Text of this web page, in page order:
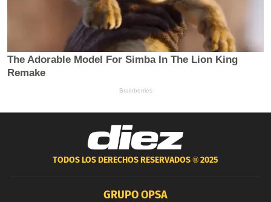
TODOS LOS DERECHOS RESERVADOS ®2025
GRUPO OPSA